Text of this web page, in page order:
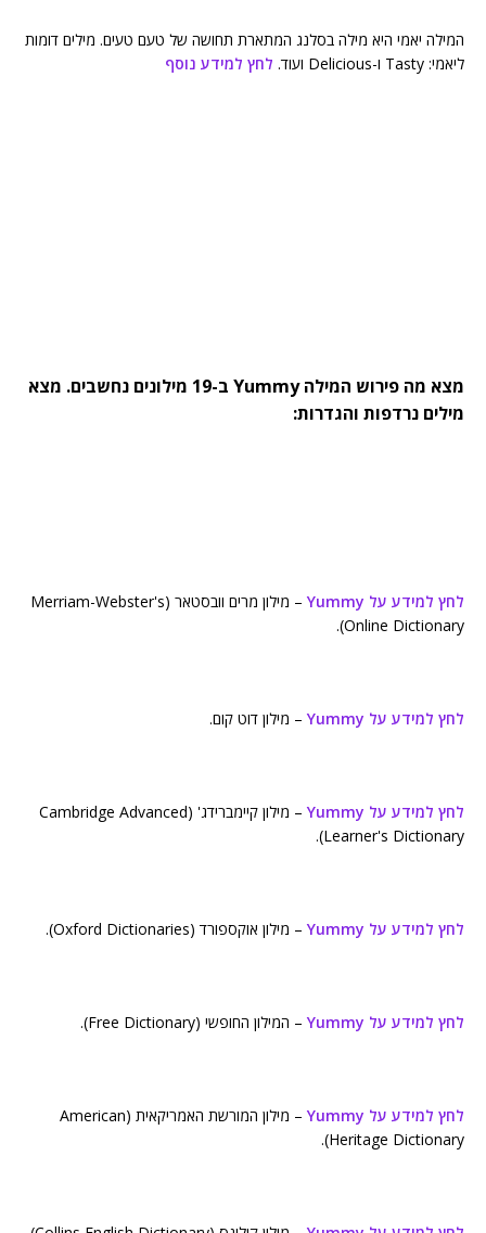
המילה יאמי היא מילה בסלנג המתארת תחושה של טעם טעים. מילים דומות
ליאמי: Tasty ו-Delicious ועוד.
לחץ למידע נוסף
מצא מה פירוש המילה Yummy ב-19 מילונים נחשבים. מצא
מילים נרדפות והגדרות:
לחץ למידע על Yummy
– מילון מרים וובסטאר (Merriam-Webster's
Online Dictionary).
לחץ למידע על Yummy – מילון דוט קום.
לחץ למידע על Yummy
– מילון קיימברידג' (Cambridge Advanced
Learner's Dictionary).
לחץ למידע על Yummy – מילון אוקספורד (Oxford Dictionaries).
לחץ למידע על Yummy – המילון החופשי (Free Dictionary).
לחץ למידע על Yummy
– מילון המורשת האמריקאית (American
Heritage Dictionary).